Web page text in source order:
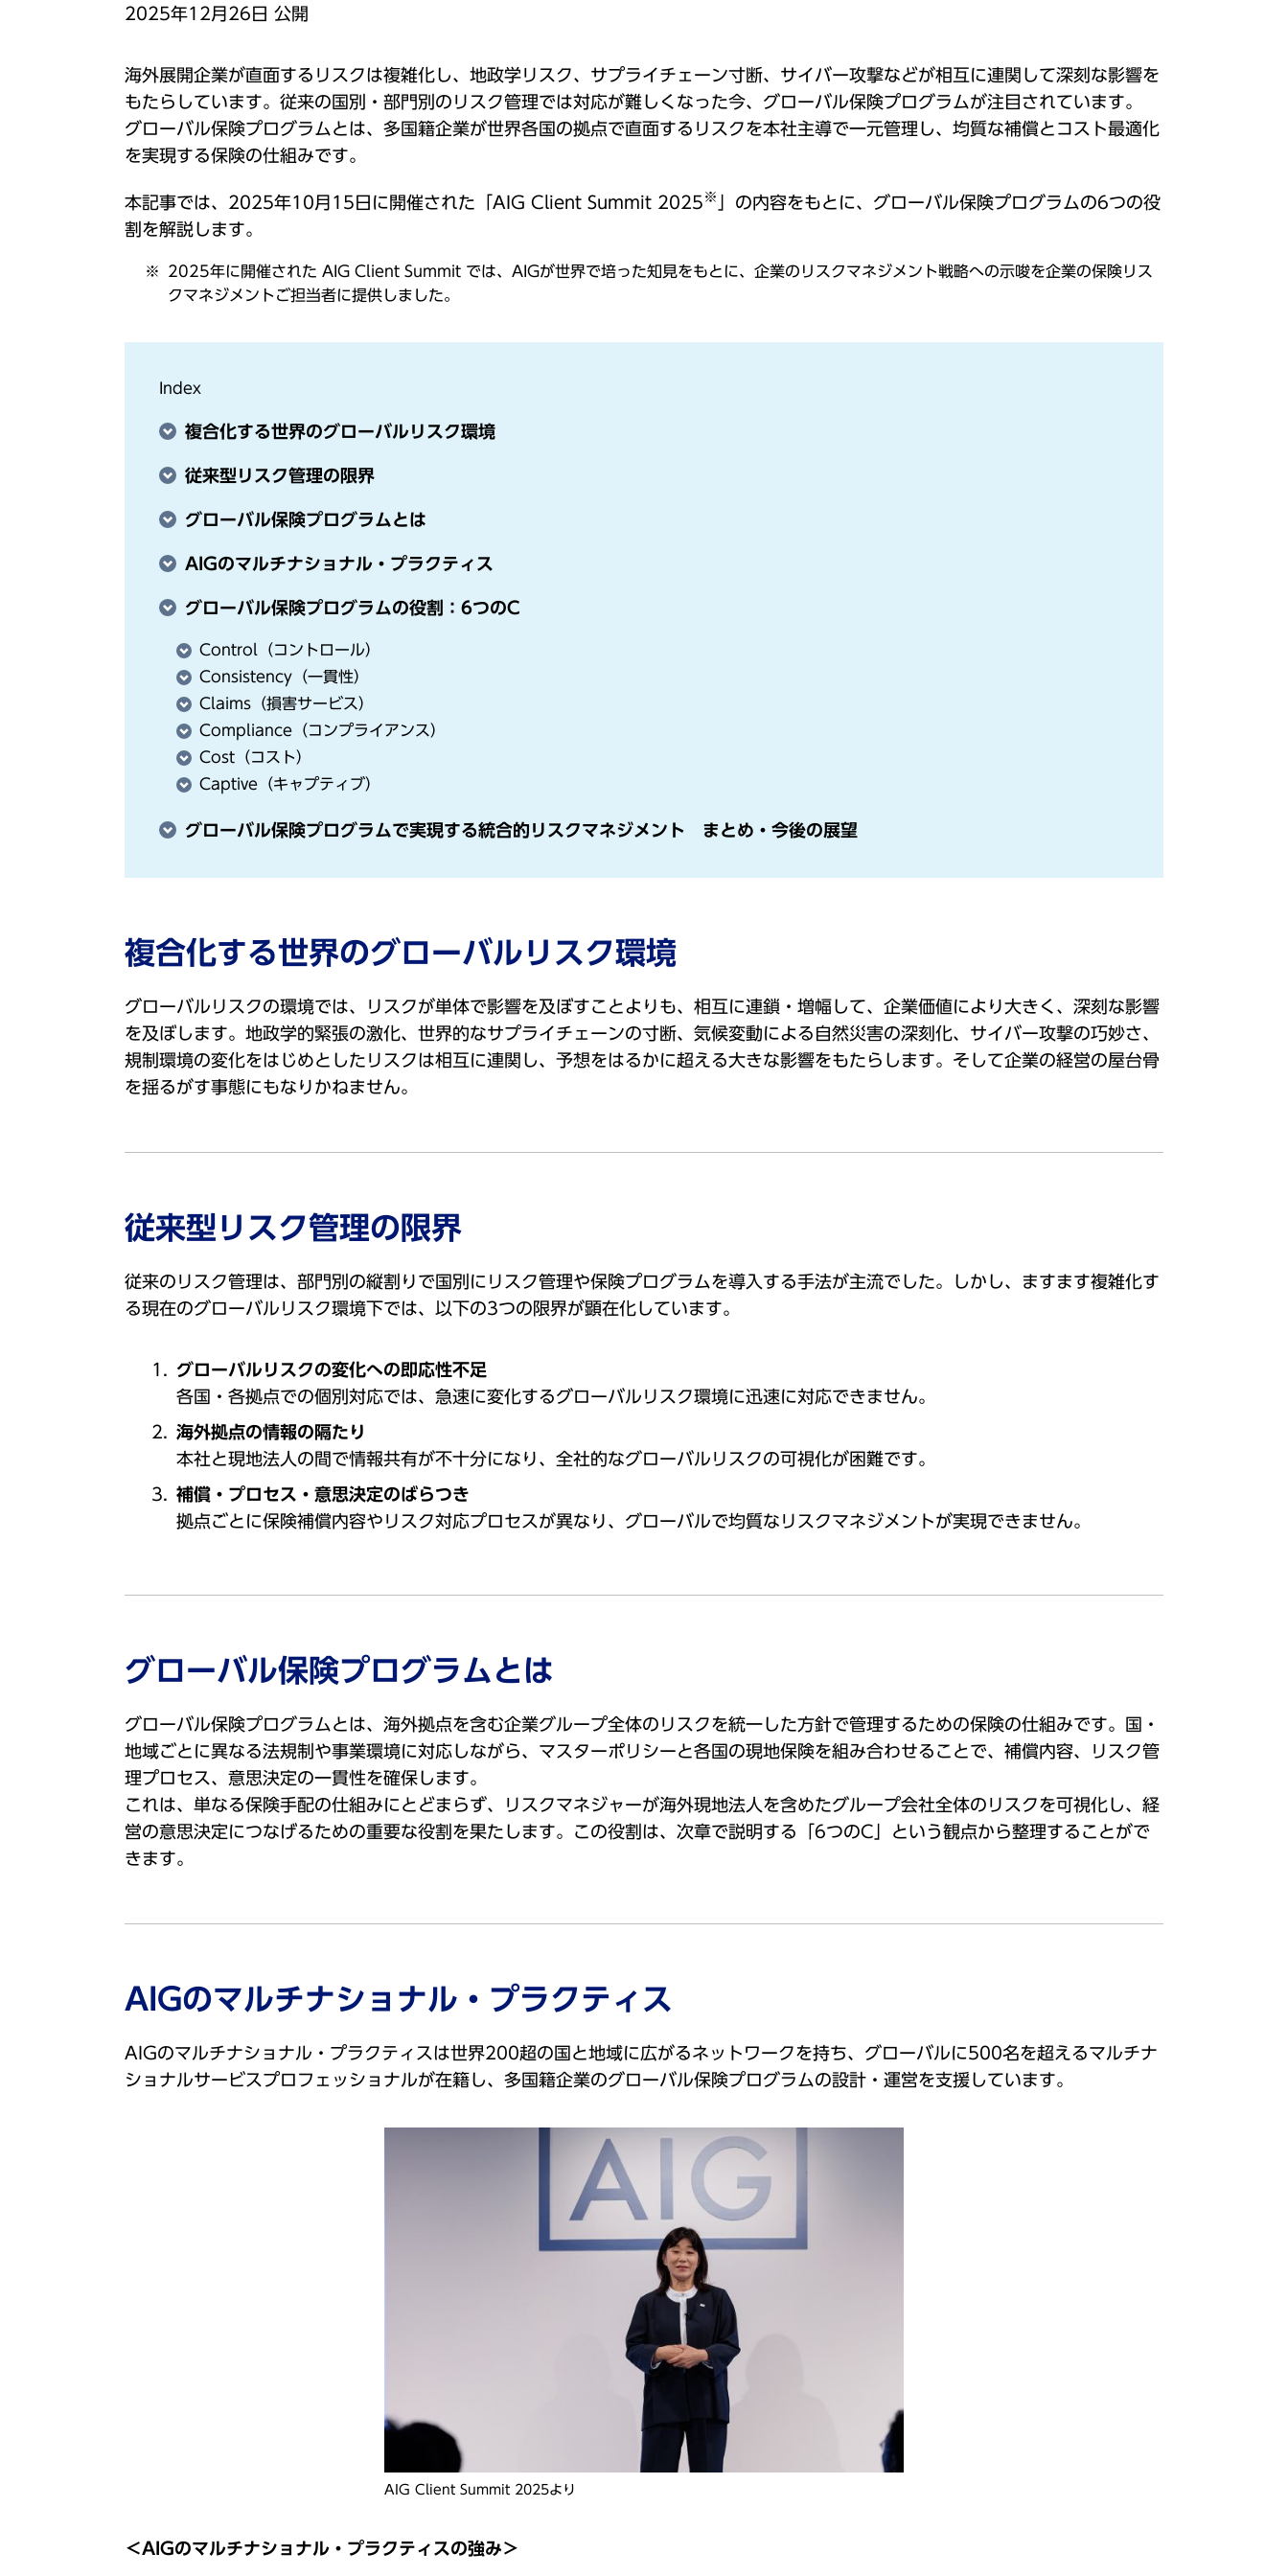
2025年12⽉26⽇ 公開
海外展開企業が直面するリスクは複雑化し、地政学リスク、サプライチェーン寸断、サイバー攻撃などが相互に連関して深刻な影響を
もたらしています。従来の国別・部門別のリスク管理では対応が難しくなった今、グローバル保険プログラムが注目されています。
グローバル保険プログラムとは、多国籍企業が世界各国の拠点で直面するリスクを本社主導で一元管理し、均質な補償とコスト最適化
を実現する保険の仕組みです。
本記事では、2025年10月15日に開催された「AIG Client Summit 2025 ※
」の内容をもとに、グローバル保険プログラムの6つの役
割を解説します。
2025年に開催された AIG Client Summit では、AIGが世界で培った知見をもとに、企業のリスクマネジメント戦略への示唆を企業の保険リス
クマネジメントご担当者に提供しました。
Index
複合化する世界のグローバルリスク環境
従来型リスク管理の限界
グローバル保険プログラムとは
AIGのマルチナショナル・プラクティス
グローバル保険プログラムの役割：6つのC
Control（コントロール）
Consistency（一貫性）
Claims（損害サービス）
Compliance（コンプライアンス）
Cost（コスト）
Captive（キャプティブ）
グローバル保険プログラムで実現する統合的リスクマネジメント まとめ・今後の展望
複合化する世界のグローバルリスク環境
グローバルリスクの環境では、リスクが単体で影響を及ぼすことよりも、相互に連鎖・増幅して、企業価値により大きく、深刻な影響
を及ぼします。地政学的緊張の激化、世界的なサプライチェーンの寸断、気候変動による自然災害の深刻化、サイバー攻撃の巧妙さ、
規制環境の変化をはじめとしたリスクは相互に連関し、予想をはるかに超える大きな影響をもたらします。そして企業の経営の屋台骨
を揺るがす事態にもなりかねません。
従来型リスク管理の限界
従来のリスク管理は、部門別の縦割りで国別にリスク管理や保険プログラムを導入する手法が主流でした。しかし、ますます複雑化す
る現在のグローバルリスク環境下では、以下の3つの限界が顕在化しています。
グローバルリスクの変化への即応性不足
各国・各拠点での個別対応では、急速に変化するグローバルリスク環境に迅速に対応できません。
海外拠点の情報の隔たり
本社と現地法人の間で情報共有が不十分になり、全社的なグローバルリスクの可視化が困難です。
補償・プロセス・意思決定のばらつき
拠点ごとに保険補償内容やリスク対応プロセスが異なり、グローバルで均質なリスクマネジメントが実現できません。
グローバル保険プログラムとは
グローバル保険プログラムとは、海外拠点を含む企業グループ全体のリスクを統一した方針で管理するための保険の仕組みです。国・
地域ごとに異なる法規制や事業環境に対応しながら、マスターポリシーと各国の現地保険を組み合わせることで、補償内容、リスク管
理プロセス、意思決定の一貫性を確保します。
これは、単なる保険手配の仕組みにとどまらず、リスクマネジャーが海外現地法人を含めたグループ会社全体のリスクを可視化し、経
営の意思決定につなげるための重要な役割を果たします。この役割は、次章で説明する「6つのC」という観点から整理することがで
きます。
AIGのマルチナショナル・プラクティス
AIGのマルチナショナル・プラクティスは世界200超の国と地域に広がるネットワークを持ち、グローバルに500名を超えるマルチナ
ショナルサービスプロフェッショナルが在籍し、多国籍企業のグローバル保険プログラムの設計・運営を支援しています。
AIG Client Summit 2025より
＜AIGのマルチナショナル・プラクティスの強み＞